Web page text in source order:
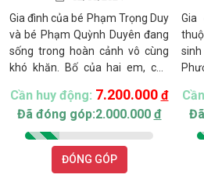
Gia đình của bé Phạm Trọng Duy
và bé Phạm Quỳnh Duyên đang
sống trong hoàn cảnh vô cùng
khó khăn. Bố của hai em, chú
1967, bị bệnh gút nặng. Chú
thường xuyên đau nhức và
không thể làm việc nặng, hiện tại
chỉ có thể ngồi một chỗ và cần
sự trợ giúp trong các sinh hoạt
Cần huy động: 7.200.000 đ
Đã đóng góp:2.000.000 đ
ĐÓNG GÓP
Gia